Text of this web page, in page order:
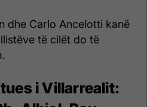
dhe Carlo Ancelotti kanë
të cilët do të
i Villarrealit: